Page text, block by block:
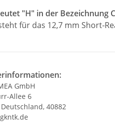
"H" in der Bezeichnung
für das 12,7 mm Short-
GmbH
Allee 6
40882